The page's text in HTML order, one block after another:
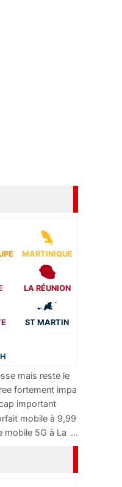
MARTINIQUE
LA RÉUNION
ST MARTIN
mais reste le
...
fortement impa
important
...
mobile à 9,99
mobile 5G à La ...